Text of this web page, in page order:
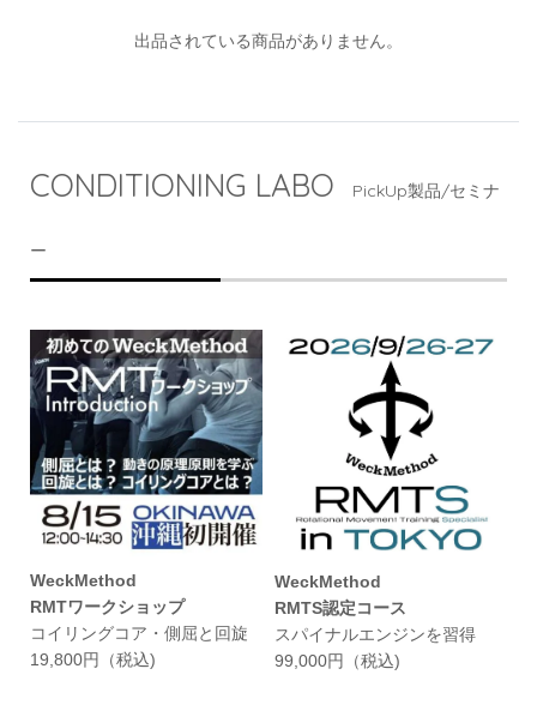
出品されている商品がありません。
CONDITIONING LABO PickUp製品/セミナ
ー
WeckMethod
RMTワークショップ
コイリングコア・側屈と回旋
19,800円（税込)
WeckMethod
RMTS認定コース
スパイナルエンジンを習得
99,000円（税込)